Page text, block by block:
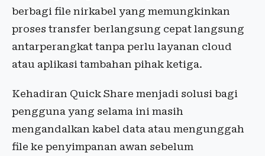
berbagi file nirkabel yang memungkinkan
proses transfer berlangsung cepat langsung
antarperangkat tanpa perlu layanan cloud
atau aplikasi tambahan pihak ketiga.
Kehadiran Quick Share menjadi solusi bagi
pengguna yang selama ini masih
mengandalkan kabel data atau mengunggah
file ke penyimpanan awan sebelum